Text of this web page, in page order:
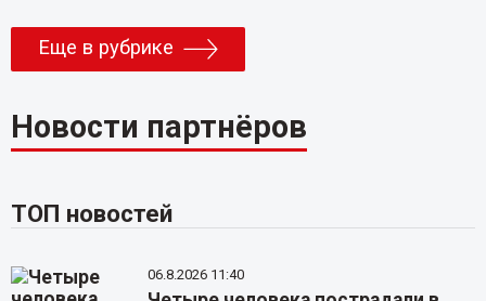
Еще в рубрике
Новости партнёров
ТОП новостей
06.8.2026 11:40